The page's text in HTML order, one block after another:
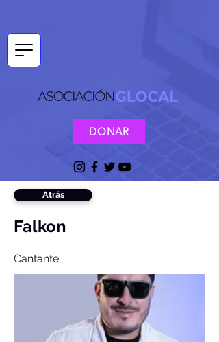
DONAR
Atrás
Falkon
Cantante